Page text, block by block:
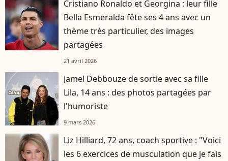
Cristiano Ronaldo et Georgina : leur fille
Bella Esmeralda fête ses 4 ans avec un
thème très particulier, des images
partagées
21 avril 2026
Jamel Debbouze de sortie avec sa fille
Lila, 14 ans : des photos partagées par
l'humoriste
9 mars 2026
Liz Hilliard, 72 ans, coach sportive : "Voici
les 6 exercices de musculation que je fais